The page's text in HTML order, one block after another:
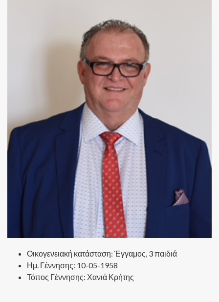
Οικογενειακή κατάσταση: Έγγαμος, 3 παιδιά
Ημ. Γέννησης: 10-05-1958
Τόπος Γέννησης: Χανιά Κρήτης